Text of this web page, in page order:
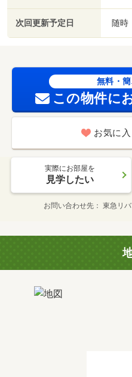
次回更新予定日 随時
無料・
この物件に
お気に
実際にお部屋を
見学したい
お問い合わせ先 東急リ